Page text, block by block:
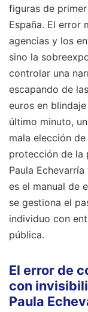
figuras de
España. El error
agencias y los
sino la
controlar una
escapando de
euros en
último minuto,
mala elección
protección de la
Paula
es el manual de
se gestiona el
individuo con
pública.
El error de
con
Paula